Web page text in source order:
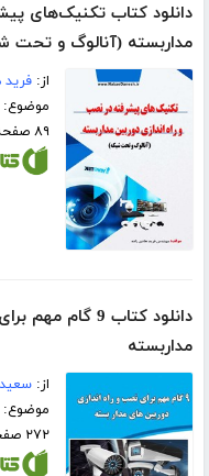
دانلود کتاب تکنیک‌های
مداربسته (آنالوگ و تحت
از:فرید
۸۹ صفحه
دانلود کتاب 9
مداربسته
از:سعید
۲۷۲ صفحه